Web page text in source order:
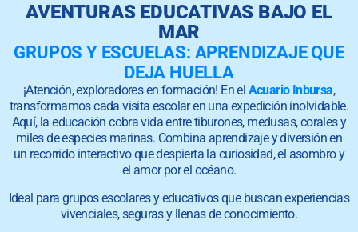
AVENTURAS EDUCATIVAS BAJO EL
MAR
GRUPOS Y ESCUELAS: APRENDIZAJE QUE
DEJA HUELLA
¡Atención, exploradores en formación! En el Acuario Inbursa,
transformamos cada visita escolar en una expedición inolvidable.
Aquí, la educación cobra vida entre tiburones, medusas, corales y
miles de especies marinas. Combina aprendizaje y diversión en
un recorrido interactivo que despierta la curiosidad, el asombro y
el amor por el océano.
Ideal para grupos escolares y educativos que buscan experiencias
vivenciales, seguras y llenas de conocimiento.